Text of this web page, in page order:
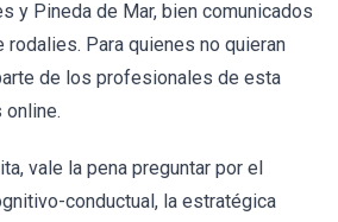
y Pineda de Mar, bien comunicados
Para quienes no quieran
de los profesionales de esta
vale la pena preguntar por el
conductual, la estratégica